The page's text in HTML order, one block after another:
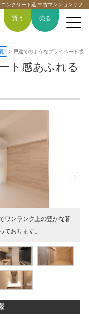
6つの強み
会社概要
スタッフ紹介
お客様の声
お知らせ
買う 売る
> 戸建てのようなプライベート感
ト感あふれる
ワンランク上の豊かな暮
おります。